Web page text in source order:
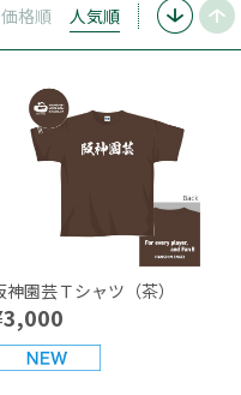
価格順 人気順
神園芸Ｔシャツ（茶）